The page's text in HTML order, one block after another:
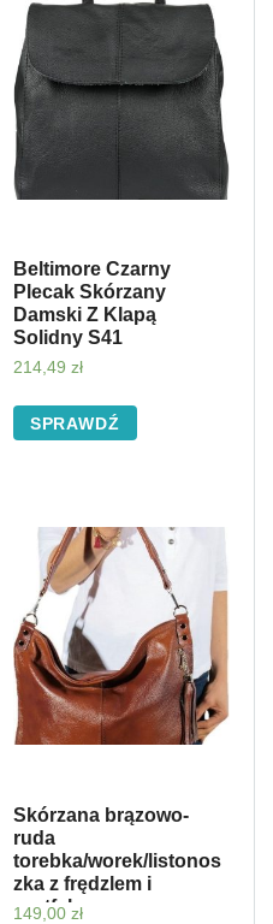
Beltimore Czarny
Plecak Skórzany
Damski Z Klapą
Solidny S41
214,49 zł
SPRAWDŹ
Skórzana brązowo-
ruda
torebka/worek/listonos
zka z frędzlem i
portfelem
149,00 zł